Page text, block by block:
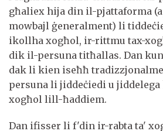
għaliex hija din il-pjattaforma
mowbajl ġeneralment) li
ikollha xogħol, ir-rittmu tax-
dik il-persuna titħallas. Dan
dak li kien iseħħ
persuna li jiddeċiedi u
xogħol lill-ħaddiem.
Dan ifisser li f'din ir-rabta ta'